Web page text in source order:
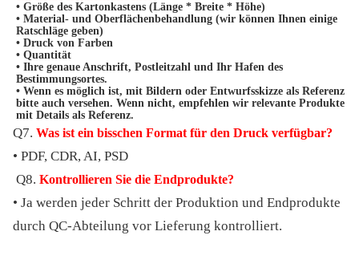
• Größe des Kartonkastens (Länge * Breite * Höhe)
• Material- und Oberflächenbehandlung (wir können Ihnen einige
Ratschläge geben)
• Druck von Farben
• Quantität
• Ihre genaue Anschrift, Postleitzahl und Ihr Hafen des
Bestimmungsortes.
• Wenn es möglich ist, mit Bildern oder Entwurfsskizze als Referenz
bitte auch versehen. Wenn nicht, empfehlen wir relevante Produkte
mit Details als Referenz.
Q7. Was ist ein bisschen Format für den Druck verfügbar?
• PDF, CDR, AI, PSD
Q8. Kontrollieren Sie die Endprodukte?
• Ja werden jeder Schritt der Produktion und Endprodukte
durch QC-Abteilung vor Lieferung kontrolliert.